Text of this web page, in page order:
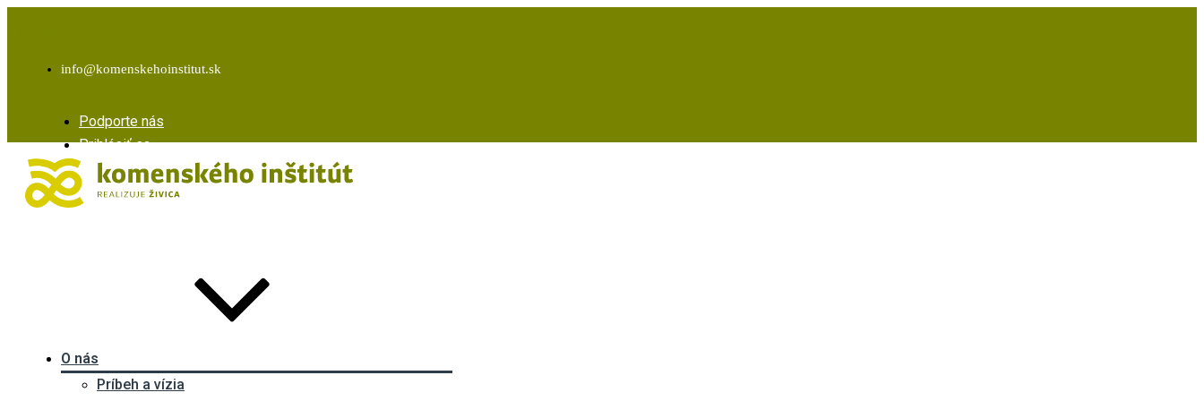
info@komenskehoinstitut.sk
Podporte nás
Prihlásiť sa
O nás
Príbeh a vízia